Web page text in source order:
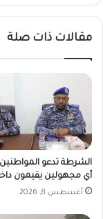
مقالات ذات صلة
الشرطة تدعو المواطنين
أي مجهولين يقيمون
أغسطس 8, 2026